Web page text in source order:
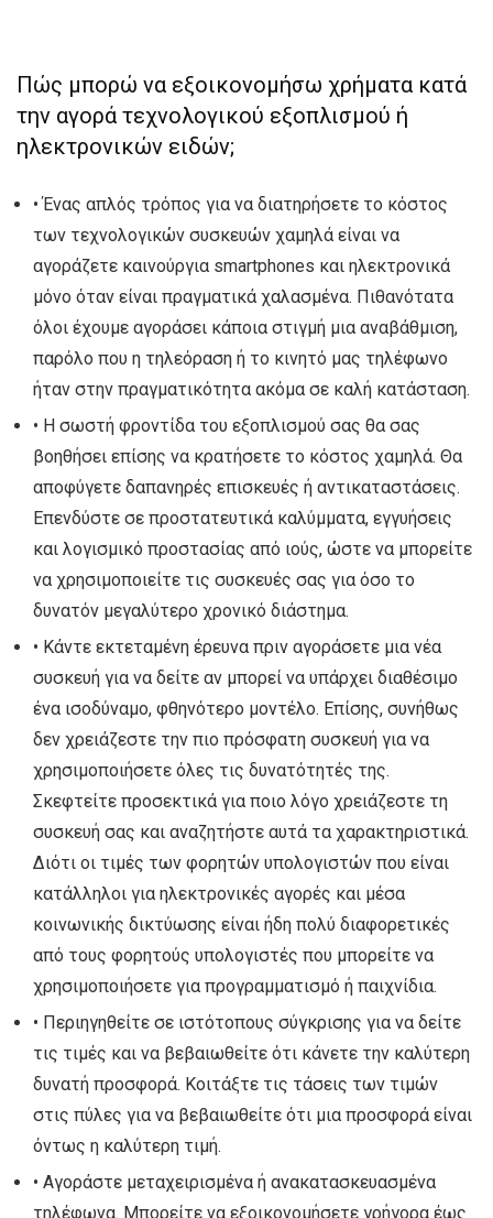
Πώς μπορώ να εξοικονομήσω χρήματα κατά
την αγορά τεχνολογικού εξοπλισμού ή
ηλεκτρονικών ειδών;
• Ένας απλός τρόπος για να διατηρήσετε το κόστος
των τεχνολογικών συσκευών χαμηλά είναι να
αγοράζετε καινούργια smartphones και ηλεκτρονικά
μόνο όταν είναι πραγματικά χαλασμένα. Πιθανότατα
όλοι έχουμε αγοράσει κάποια στιγμή μια αναβάθμιση,
παρόλο που η τηλεόραση ή το κινητό μας τηλέφωνο
ήταν στην πραγματικότητα ακόμα σε καλή κατάσταση.
• Η σωστή φροντίδα του εξοπλισμού σας θα σας
βοηθήσει επίσης να κρατήσετε το κόστος χαμηλά. Θα
αποφύγετε δαπανηρές επισκευές ή αντικαταστάσεις.
Επενδύστε σε προστατευτικά καλύμματα, εγγυήσεις
και λογισμικό προστασίας από ιούς, ώστε να μπορείτε
να χρησιμοποιείτε τις συσκευές σας για όσο το
δυνατόν μεγαλύτερο χρονικό διάστημα.
• Κάντε εκτεταμένη έρευνα πριν αγοράσετε μια νέα
συσκευή για να δείτε αν μπορεί να υπάρχει διαθέσιμο
ένα ισοδύναμο, φθηνότερο μοντέλο. Επίσης, συνήθως
δεν χρειάζεστε την πιο πρόσφατη συσκευή για να
χρησιμοποιήσετε όλες τις δυνατότητές της.
Σκεφτείτε προσεκτικά για ποιο λόγο χρειάζεστε τη
συσκευή σας και αναζητήστε αυτά τα χαρακτηριστικά.
Διότι οι τιμές των φορητών υπολογιστών που είναι
κατάλληλοι για ηλεκτρονικές αγορές και μέσα
κοινωνικής δικτύωσης είναι ήδη πολύ διαφορετικές
από τους φορητούς υπολογιστές που μπορείτε να
χρησιμοποιήσετε για προγραμματισμό ή παιχνίδια.
• Περιηγηθείτε σε ιστότοπους σύγκρισης για να δείτε
τις τιμές και να βεβαιωθείτε ότι κάνετε την καλύτερη
δυνατή προσφορά. Κοιτάξτε τις τάσεις των τιμών
στις πύλες για να βεβαιωθείτε ότι μια προσφορά είναι
όντως η καλύτερη τιμή.
• Αγοράστε μεταχειρισμένα ή ανακατασκευασμένα
τηλέφωνα. Μπορείτε να εξοικονομήσετε γρήγορα έως